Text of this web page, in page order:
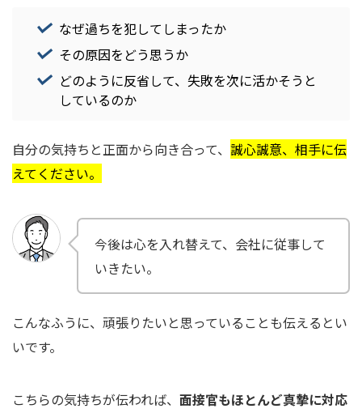
なぜ過ちを犯してしまったか
その原因をどう思うか
どのように反省して、失敗を次に活かそうと
しているのか
自分の気持ちと正面から向き合って、 誠心誠意、相手に伝
えてください。
今後は心を入れ替えて、会社に従事して
いきたい。
こんなふうに、頑張りたいと思っていることも伝えるとい
いです。
こちらの気持ちが伝われば、 面接官もほとんど真摯に対応